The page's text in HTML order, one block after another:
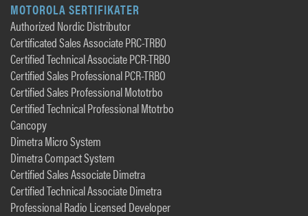
MOTOROLA SERTIFIKATER
Authorized Nordic Distributor
Certificated Sales Associate PRC-TRBO
Certified Technical Associate PCR-TRBO
Certified Sales Professional PCR-TRBO
Certified Sales Professional Mototrbo
Certified Technical Professional Mtotrbo
Cancopy
Dimetra Micro System
Dimetra Compact System
Certified Sales Associate Dimetra
Certified Technical Associate Dimetra
Professional Radio Licensed Developer